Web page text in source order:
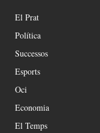
El Prat
Política
Successos
Esports
Oci
Economia
El Temps